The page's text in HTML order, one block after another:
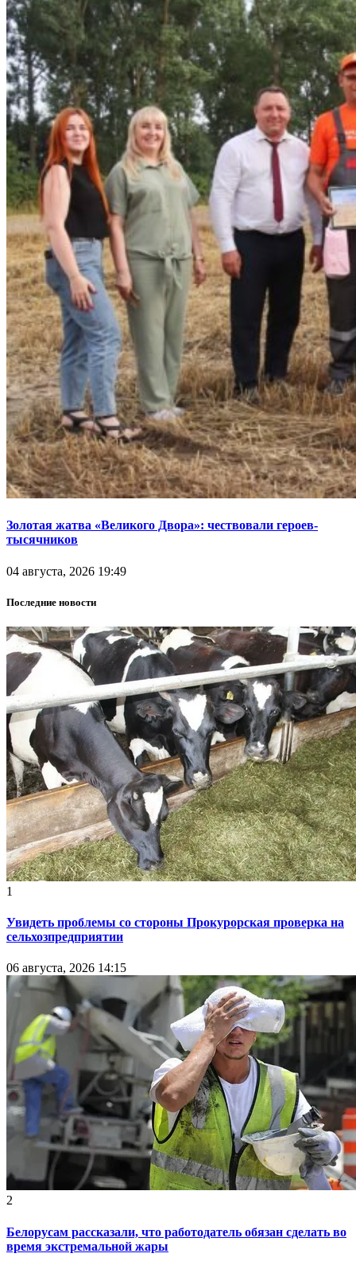
Золотая жатва «Великого Двора»: чествовали героев-
тысячников
04 августа, 2026 19:49
Последние новости
1
Увидеть проблемы со стороны Прокурорская проверка на
сельхозпредприятии
06 августа, 2026 14:15
2
Белорусам рассказали, что работодатель обязан сделать во
время экстремальной жары